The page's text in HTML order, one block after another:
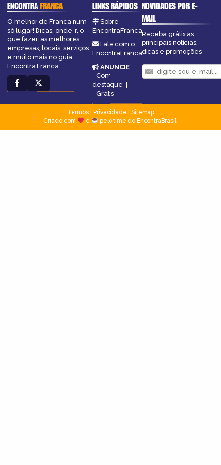
ENCONTRAFRANCA
O melhor de Franca num
só lugar! Dicas, onde ir, o
que fazer, as melhores
empresas, locais, serviços
e muito mais no guia
Encontra Franca.
LINKS RÁPIDOS
Sobre
EncontraFranca
Fale com o
EncontraFranca
ANUNCIE:
Com
destaque |
Grátis
NOVIDADES POR E-
MAIL
Receba grátis as
principais notícias,
dicas e promoções
Termos| Privacidade
Sitemap
Criado com
e pelo time do EncontraBrasil